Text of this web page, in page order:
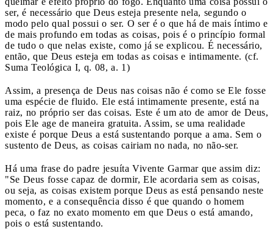
ser, é necessário que Deus esteja presente nela, segundo o
modo pelo qual possui o ser. O ser é o que há de mais íntimo e
de mais profundo em todas as coisas, pois é o princípio formal
de tudo o que nelas existe, como já se explicou. É necessário,
então, que Deus esteja em todas as coisas e intimamente. (cf.
Suma Teológica I, q. 08, a. 1)
Assim, a presença de Deus nas coisas não é como se Ele fosse
uma espécie de fluido. Ele está intimamente presente, está na
raiz, no próprio ser das coisas. Este é um ato de amor de Deus,
pois Ele age de maneira gratuita. Assim, se uma realidade
existe é porque Deus a está sustentando porque a ama. Sem o
sustento de Deus, as coisas cairiam no nada, no não-ser.
Há uma frase do padre jesuíta Vivente Garmar que assim diz:
"Se Deus fosse capaz de dormir, Ele acordaria sem as coisas,
ou seja, as coisas existem porque Deus as está pensando neste
momento, e a consequência disso é que quando o homem
peca, o faz no exato momento em que Deus o está amando,
pois o está sustentando.